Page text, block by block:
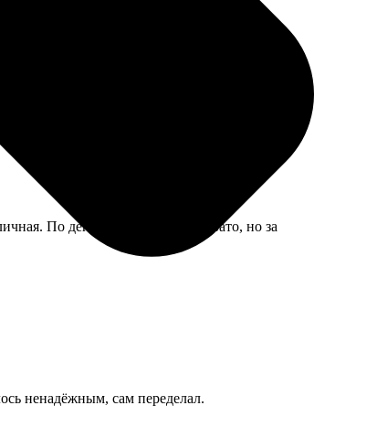
По деньгам вышло дороговато, но за
ненадёжным, сам переделал.